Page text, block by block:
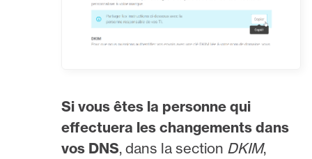
Si vous êtes la personne qui
effectuera les changements dans
vos DNS, dans la section DKIM,